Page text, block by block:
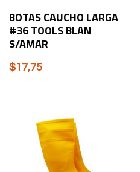
BOTAS CAUCHO LARGA
#36 TOOLS BLAN
S/AMAR
$17,75